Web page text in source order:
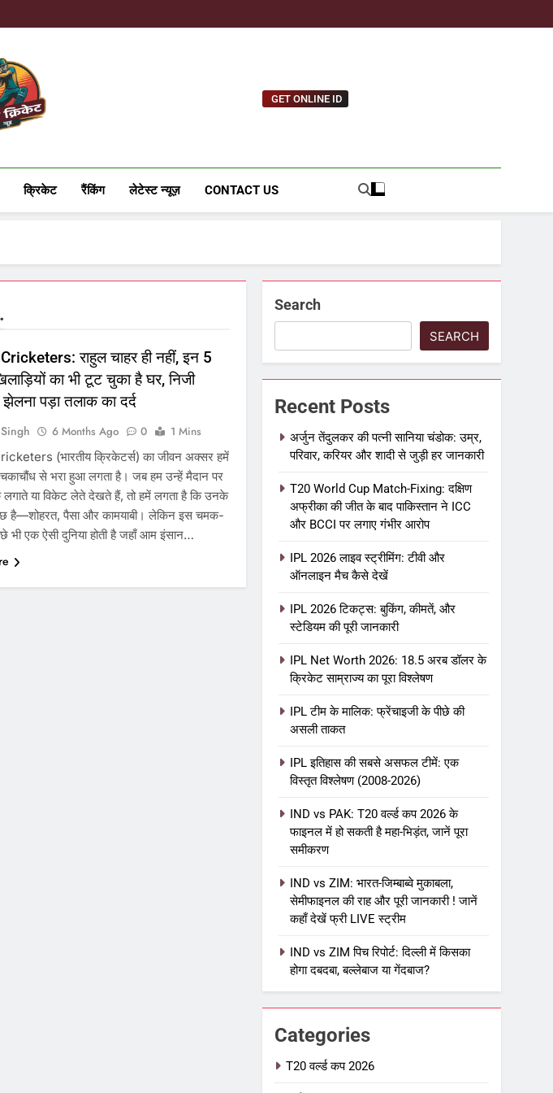
GET ONLINE ID
क्रिकेट रैंकिंग लेटेस्ट न्यूज़ CONTACT US
राहुल चाहर ही नहीं, इन 5
का भी टूट चुका है घर, निजी
झेलना पड़ा तलाक का दर्द
6 Months Ago 0
1 Mins
(भारतीय क्रिकेटर्स) का जीवन अक्सर हमें
से भरा हुआ लगता है। जब हम उन्हें मैदान पर
या विकेट लेते देखते हैं, तो हमें लगता है कि उनके
है—शोहरत, पैसा और कामयाबी। लेकिन इस चमक-
भी एक ऐसी दुनिया होती है जहाँ आम इंसान…
Search
SEARCH
Recent Posts
अर्जुन तेंदुलकर की पत्नी सानिया चंडोक: उम्र,
परिवार, करियर और शादी से जुड़ी हर जानकारी
T20 World Cup Match-Fixing: दक्षिण
अफ्रीका की जीत के बाद पाकिस्तान ने ICC
और BCCI पर लगाए गंभीर आरोप
IPL 2026 लाइव स्ट्रीमिंग: टीवी और
ऑनलाइन मैच कैसे देखें
IPL 2026 टिकट्स: बुकिंग, कीमतें, और
स्टेडियम की पूरी जानकारी
IPL Net Worth 2026: 18.5 अरब डॉलर के
क्रिकेट साम्राज्य का पूरा विश्लेषण
IPL टीम के मालिक: फ्रेंचाइजी के पीछे की
असली ताकत
IPL इतिहास की सबसे असफल टीमें: एक
विस्तृत विश्लेषण (2008-2026)
IND vs PAK: T20 वर्ल्ड कप 2026 के
फाइनल में हो सकती है महा-भिड़ंत, जानें पूरा
समीकरण
IND vs ZIM: भारत-जिम्बाब्वे मुकाबला,
सेमीफाइनल की राह और पूरी जानकारी ! जानें
कहाँ देखें फ्री LIVE स्ट्रीम
IND vs ZIM पिच रिपोर्ट: दिल्ली में किसका
होगा दबदबा, बल्लेबाज या गेंदबाज?
Categories
T20 वर्ल्ड कप 2026
IPL Net Worth 2026: 18.5 अरब
डॉलर के क्रिकेट साम्राज्य का पूरा
विश्लेषण
आईपीएल 2026
IPL टीम के मालिक: फ्रेंचाइजी के पीछे
की असली ताकत
आईपीएल 2026 क्रिकेट
IPL इतिहास की सबसे असफल टीमें: एक
विस्तृत विश्लेषण (2008-2026)
क्रिकेट